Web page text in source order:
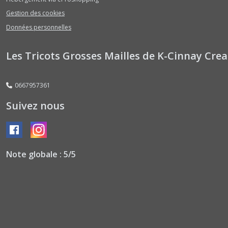
Gestion des cookies
Données personnelles
Les Tricots Grosses Mailles de K-Cinnay
0667957361
Suivez nous
Note globale : 5/5